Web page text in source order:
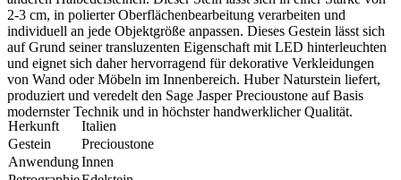
2-3 cm, in polierter Oberflächenbearbeitung verarbeiten und
individuell an jede Objektgröße anpassen. Dieses Gestein lässt sich
auf Grund seiner transluzenten Eigenschaft mit LED hinterleuchten
und eignet sich daher hervorragend für dekorative Verkleidungen
von Wand oder Möbeln im Innenbereich. Huber Naturstein liefert,
produziert und veredelt den Sage Jasper Precioustone auf Basis
modernster Technik und in höchster handwerklicher Qualität.
Herkunft
Italien
Gestein
Precioustone
AnwendungInnen